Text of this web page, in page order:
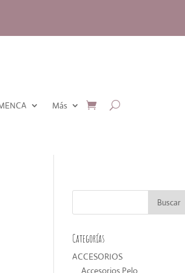
Más
Categorías
ACCESORIOS
Accesorios Pelo